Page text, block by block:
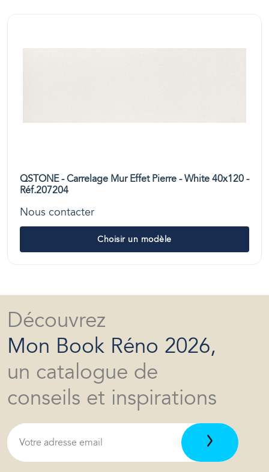
QSTONE - Carrelage Mur Effet Pierre - White 40x120 -
Réf.207204
Nous contacter
Choisir un modèle
Découvrez
Mon Book Réno 2026,
un catalogue de
conseils et inspirations